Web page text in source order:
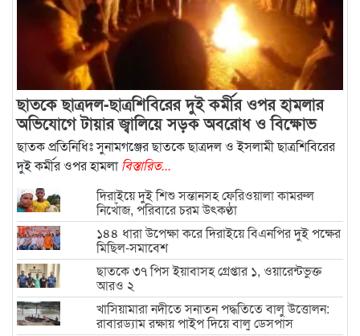
ছাতকে ছাত্রদল-ছাত্রশিবিরের দুই কর্মীর ওপর হামলার
অভিযোগে টায়ার জ্বালিয়ে সড়ক অবরোধ ও বিক্ষোভ
ছাতক প্রতিনিধিঃ সুনামগঞ্জের ছাতকে ছাত্রদল ও ইসলামী ছাত্রশিবিরের
দুই কর্মীর ওপর হামলা বিস্তারিত...
দিরাইয়ে দুই শিশু সন্তানসহ ফেরিওয়ালা কামরুল
নিখোঁজ, পরিবারে চরম উৎকণ্ঠা
১৪৪ ধারা উপেক্ষা করে দিরাইয়ে বিএনপির দুই পক্ষের
মিছিল-সমাবেশ
ছাতকে ৩৭ পিস ইয়াবাসহ গ্রেপ্তার ১, ওয়ারেন্টভুক্ত
আরও ২
খাসিয়ামারা নদীতে সনাতন পদ্ধতিতে বালু উত্তোলন:
রাবারড্যাম রক্ষায় পাইপ দিয়ে বালু ডেসপাস